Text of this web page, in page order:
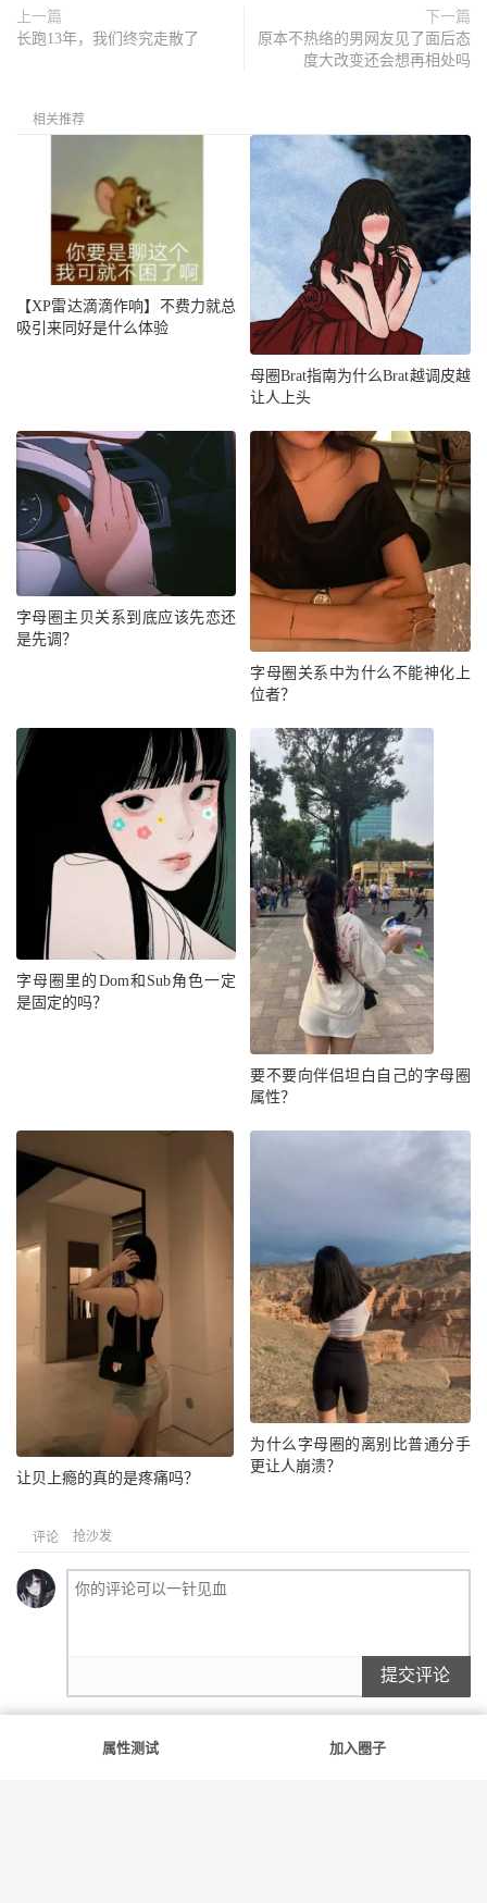
上一篇
长跑13年，我们终究走散了
下一篇
原本不热络的男网友见了面后态
度大改变还会想再相处吗
相关推荐
【XP雷达滴滴作响】不费力就总
吸引来同好是什么体验
母圈Brat指南为什么Brat越调皮越
让人上头
字母圈主贝关系到底应该先恋还
是先调？
字母圈关系中为什么不能神化上
位者？
字母圈里的Dom和Sub角色一定
是固定的吗？
要不要向伴侣坦白自己的字母圈
属性？
让贝上瘾的真的是疼痛吗？
为什么字母圈的离别比普通分手
更让人崩溃？
评论 抢沙发
提交评论
属性测试 加入圈子